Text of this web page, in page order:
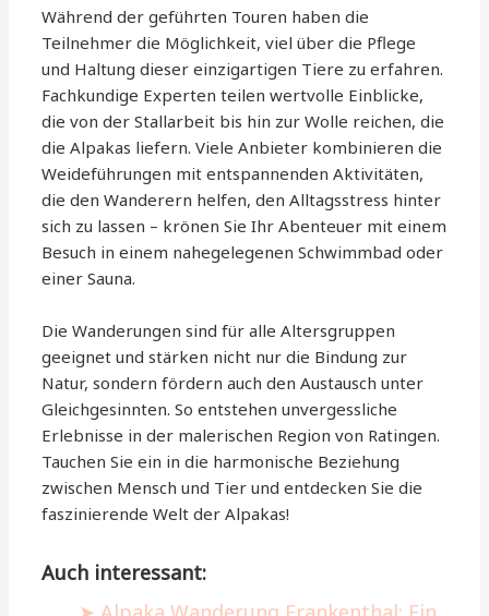
Während der geführten Touren haben die
Teilnehmer die Möglichkeit, viel über die Pflege
und Haltung dieser einzigartigen Tiere zu erfahren.
Fachkundige Experten teilen wertvolle Einblicke,
die von der Stallarbeit bis hin zur Wolle reichen, die
die Alpakas liefern. Viele Anbieter kombinieren die
Weideführungen mit entspannenden Aktivitäten,
die den Wanderern helfen, den Alltagsstress hinter
sich zu lassen – krönen Sie Ihr Abenteuer mit einem
Besuch in einem nahegelegenen Schwimmbad oder
einer Sauna.
Die Wanderungen sind für alle Altersgruppen
geeignet und stärken nicht nur die Bindung zur
Natur, sondern fördern auch den Austausch unter
Gleichgesinnten. So entstehen unvergessliche
Erlebnisse in der malerischen Region von Ratingen.
Tauchen Sie ein in die harmonische Beziehung
zwischen Mensch und Tier und entdecken Sie die
faszinierende Welt der Alpakas!
Auch interessant: